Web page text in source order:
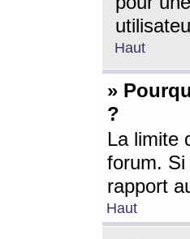
Haut
»
?
La limite
forum. Si
rapport
Haut